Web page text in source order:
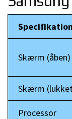
Specifikation
Skærm (åben)
Skærm
Processor